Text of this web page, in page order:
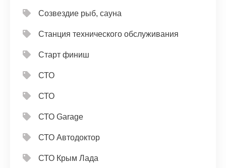
Созвездие рыб, сауна
Станция технического обслуживания
Старт финиш
СТО
СТО
СТО Garage
СТО Автодоктор
СТО Крым Лада